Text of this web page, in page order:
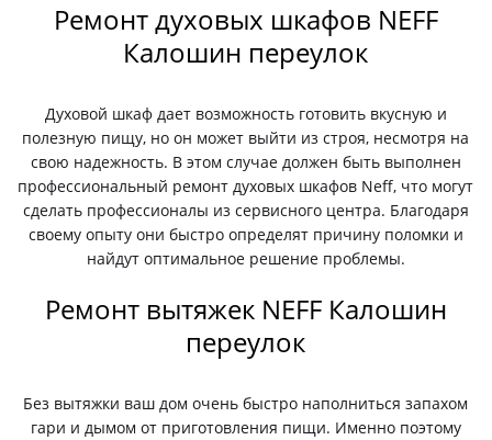
Ремонт духовых шкафов NEFF
Калошин переулок
Духовой шкаф дает возможность готовить вкусную и
полезную пищу, но он может выйти из строя, несмотря на
свою надежность. В этом случае должен быть выполнен
профессиональный ремонт духовых шкафов Neff, что могут
сделать профессионалы из сервисного центра. Благодаря
своему опыту они быстро определят причину поломки и
найдут оптимальное решение проблемы.
Ремонт вытяжек NEFF Калошин
переулок
Без вытяжки ваш дом очень быстро наполниться запахом
гари и дымом от приготовления пищи. Именно поэтому